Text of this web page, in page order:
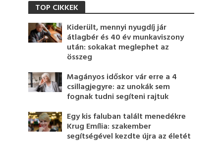
TOP CIKKEK
Kiderült, mennyi nyugdíj jár
átlagbér és 40 év munkaviszony
után: sokakat meglephet az
összeg
Magányos időskor vár erre a 4
csillagjegyre: az unokák sem
fognak tudni segíteni rajtuk
Egy kis faluban talált menedékre
Krug Emília: szakember
segítségével kezdte újra az életét